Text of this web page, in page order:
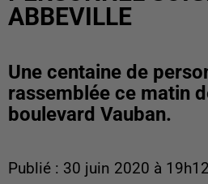
ABBEVILLE
Une centaine de
rassemblée ce matin
boulevard Vauban.
Publié : 30 juin 2020 à 19h12